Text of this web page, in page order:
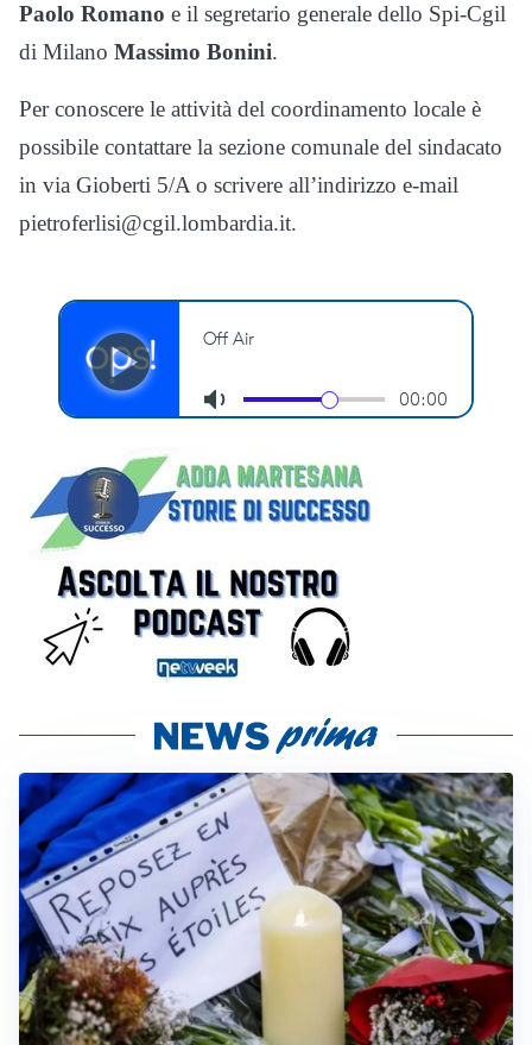
Paolo Romano e il segretario generale dello Spi-Cgil
di Milano Massimo Bonini.
Per conoscere le attività del coordinamento locale è
possibile contattare la sezione comunale del sindacato
in via Gioberti 5/A o scrivere all’indirizzo e-mail
pietroferlisi@cgil.lombardia.it.